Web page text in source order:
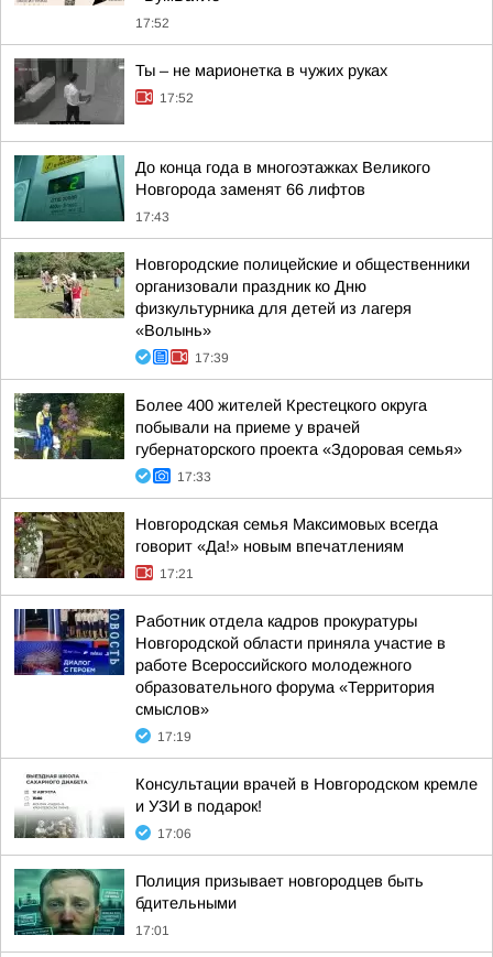
17:52
Ты – не марионетка в чужих руках
17:52
До конца года в многоэтажках Великого
Новгорода заменят 66 лифтов
17:43
Новгородские полицейские и общественники
организовали праздник ко Дню
физкультурника для детей из лагеря
«Волынь»
17:39
Более 400 жителей Крестецкого округа
побывали на приеме у врачей
губернаторского проекта «Здоровая семья»
17:33
Новгородская семья Максимовых всегда
говорит «Да!» новым впечатлениям
17:21
Работник отдела кадров прокуратуры
Новгородской области приняла участие в
работе Всероссийского молодежного
образовательного форума «Территория
смыслов»
17:19
Консультации врачей в Новгородском кремле
и УЗИ в подарок!
17:06
Полиция призывает новгородцев быть
бдительными
17:01